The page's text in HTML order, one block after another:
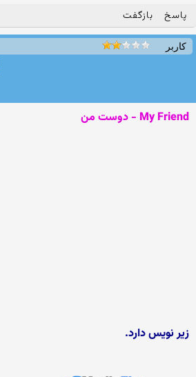
پاسخ بازگفت
کاربر
My Friend - دوست من
زیر نویس دارد.